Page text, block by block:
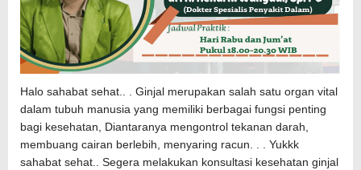
Halo sahabat sehat.. . Ginjal merupakan salah satu organ vital
dalam tubuh manusia yang memiliki berbagai fungsi penting
bagi kesehatan, Diantaranya mengontrol tekanan darah,
membuang cairan berlebih, menyaring racun. . . Yukkk
sahabat sehat.. Segera melakukan konsultasi kesehatan ginjal